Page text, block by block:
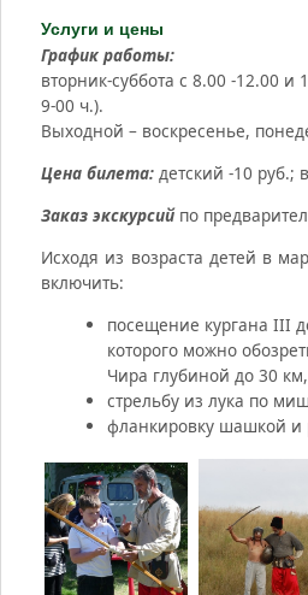
Услуги и цены
График работы:
вторник-суббота с 8.00 -12.00 и
9-00 ч.).
Выходной – воскресенье,
Цена билета: детский -10 руб.;
Заказ экскурсийпо
Исходя из возраста детей в
включить:
посещение кургана III
которого можно
Чира глубиной до 30
стрельбу из лука по
фланкировку шашкой и